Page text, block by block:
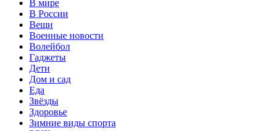
В мире
В России
Вещи
Военные новости
Волейбол
Гаджеты
Дети
Дом и сад
Еда
Звёзды
Здоровье
Зимние виды спорта